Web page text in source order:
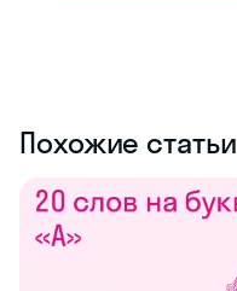
Похожие статьи